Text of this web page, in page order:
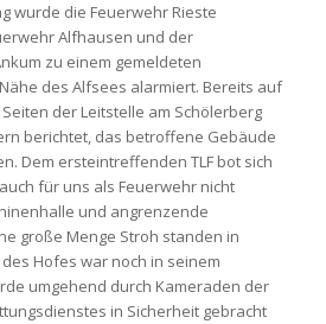
wurde die Feuerwehr Rieste
Alfhausen und der
zu einem gemeldeten
des Alfsees alarmiert. Bereits auf
der Leitstelle am Schölerberg
berichtet, das betroffene Gebäude
Dem ersteintreffenden TLF bot sich
für uns als Feuerwehr nicht
und angrenzende
große Menge Stroh standen in
Hofes war noch in seinem
umgehend durch Kameraden der
in Sicherheit gebracht